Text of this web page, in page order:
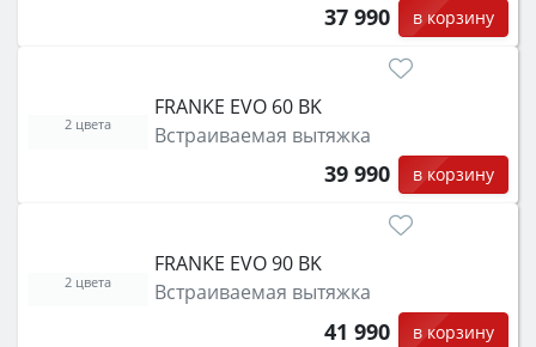
37 990 в корзину
FRANKE EVO 60 BK
Встраиваемая вытяжка
39 990 в корзину
2 цвета
FRANKE EVO 90 BK
Встраиваемая вытяжка
41 990 в корзину
2 цвета